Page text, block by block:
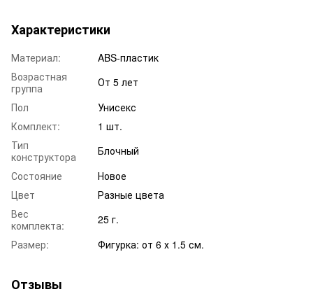
Характеристики
Материал:
ABS-пластик
Возрастная
группа
От 5 лет
Пол
Унисекс
Комплект:
1 шт.
Тип
конструктора
Блочный
Состояние
Новое
Цвет
Разные цвета
Вес
комплекта:
25 г.
Размер:
Фигурка: от 6 х 1.5 см.
Отзывы